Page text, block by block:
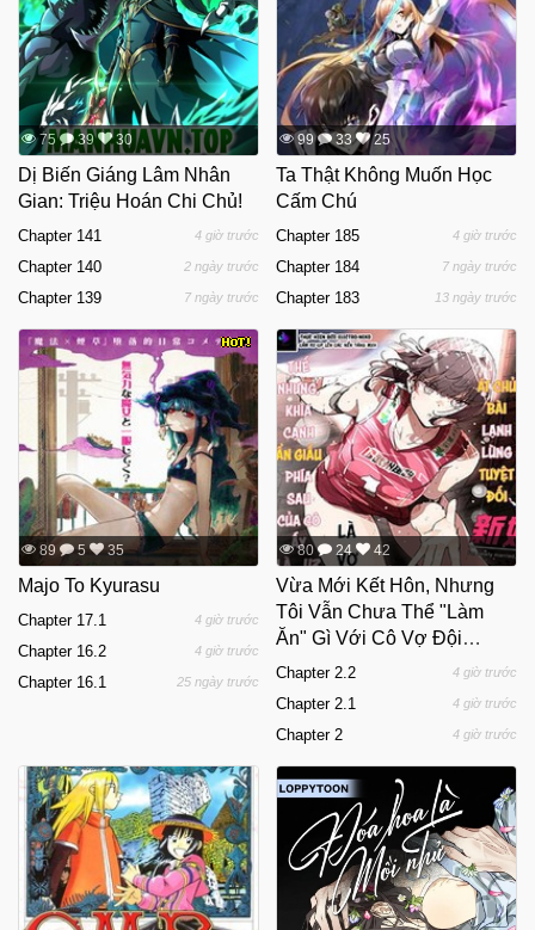
75 39 30
Dị Biến Giáng Lâm Nhân
Gian: Triệu Hoán Chi Chủ!
Chapter 141 4 giờ trước
Chapter 140 2 ngày trước
Chapter 139 7 ngày trước
99 33 25
Ta Thật Không Muốn Học
Cấm Chú
Chapter 185 4 giờ trước
Chapter 184 7 ngày trước
Chapter 183 13 ngày trước
89 5 35
Majo To Kyurasu
Chapter 17.1 4 giờ trước
Chapter 16.2 4 giờ trước
Chapter 16.1 25 ngày trước
80 24 42
Vừa Mới Kết Hôn, Nhưng
Tôi Vẫn Chưa Thể "Làm
Ăn" Gì Với Cô Vợ Đội
Trưởng
Chapter 2.2 4 giờ trước
Chapter 2.1 4 giờ trước
Chapter 2 4 giờ trước